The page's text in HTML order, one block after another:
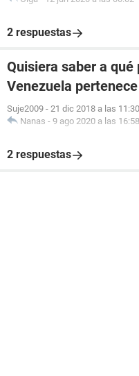
2 respuestas
Quisiera saber a qué
Venezuela
Suje2009 - 21 dic 2018 a las 11:30
Nanas - 9 ago 2020 a las 16:58
2 respuestas